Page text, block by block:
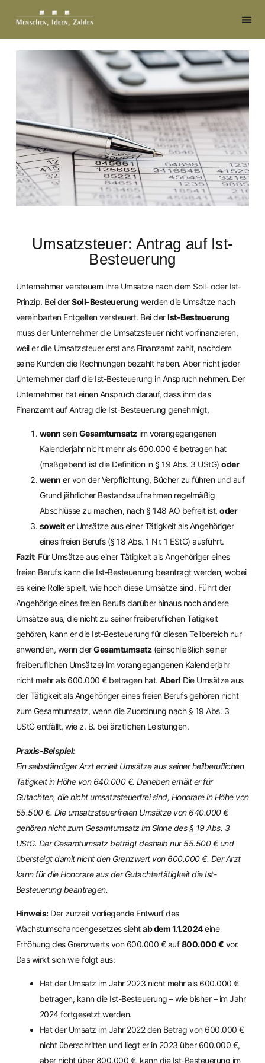
Umsatzsteuer: Antrag auf Ist-
Besteuerung
Unternehmer versteuern ihre Umsätze nach dem Soll- oder Ist-
Prinzip. Bei derSoll-Besteuerung werden die Umsätze nach
vereinbarten Entgelten versteuert. Bei derIst-Besteuerung
muss der Unternehmer die Umsatzsteuer nicht vorfinanzieren,
weil er die Umsatzsteuer erst ans Finanzamt zahlt, nachdem
seine Kunden die Rechnungen bezahlt haben. Aber nicht jeder
Unternehmer darf die Ist-Besteuerung in Anspruch nehmen. Der
Unternehmer hat einen Anspruch darauf, dass ihm das
Finanzamt auf Antrag die Ist-Besteuerung genehmigt,
wenn seinGesamtumsatzim vorangegangenen
Kalenderjahr nicht mehr als 600.000 € betragen hat
(maßgebend ist die Definition in § 19 Abs. 3 UStG)oder
wenn er von der Verpflichtung, Bücher zu führen und auf
Grund jährlicher Bestandsaufnahmen regelmäßig
Abschlüsse zu machen, nach § 148 AO befreit ist,oder
soweiter Umsätze aus einer Tätigkeit als Angehöriger
eines freien Berufs (§ 18 Abs. 1 Nr. 1 EStG) ausführt.
Fazit:Für Umsätze aus einer Tätigkeit als Angehöriger eines
freien Berufs kann die Ist-Besteuerung beantragt werden, wobei
es keine Rolle spielt, wie hoch diese Umsätze sind. Führt der
Angehörige eines freien Berufs darüber hinaus noch andere
Umsätze aus, die nicht zu seiner freiberuflichen Tätigkeit
gehören, kann er die Ist-Besteuerung für diesen Teilbereich nur
anwenden, wenn derGesamtumsatz(einschließlich seiner
freiberuflichen Umsätze) im vorangegangenen Kalenderjahr
nicht mehr als 600.000 € betragen hat.Aber! Die Umsätze aus
der Tätigkeit als Angehöriger eines freien Berufs gehören nicht
zum Gesamtumsatz, wenn die Zuordnung nach § 19 Abs. 3
UStG entfällt, wie z. B. bei ärztlichen Leistungen.
Praxis-Beispiel:
Ein selbständiger Arzt erzielt Umsätze aus seiner heilberuflichen
Tätigkeit in Höhe von 640.000 €. Daneben erhält er für
Gutachten, die nicht umsatzsteuerfrei sind, Honorare in Höhe von
55.500 €. Die umsatzsteuerfreien Umsätze von 640.000 €
gehören nicht zum Gesamtumsatz im Sinne des § 19 Abs. 3
UStG. Der Gesamtumsatz beträgt deshalb nur 55.500 € und
übersteigt damit nicht den Grenzwert von 600.000 €. Der Arzt
kann für die Honorare aus der Gutachtertätigkeit die Ist-
Besteuerung beantragen.
Hinweis:Der zurzeit vorliegende Entwurf des
Wachstumschancengesetzes siehtab dem 1.1.2024eine
Erhöhung des Grenzwerts von 600.000 € auf800.000 € vor.
Das wirkt sich wie folgt aus:
Hat der Umsatz im Jahr 2023 nicht mehr als 600.000 €
betragen, kann die Ist-Besteuerung – wie bisher – im Jahr
2024 fortgesetzt werden.
Hat der Umsatz im Jahr 2022 den Betrag von 600.000 €
nicht überschritten und liegt er in 2023 über 600.000 €,
aber nicht über 800.000 €, kann die Ist-Besteuerung im